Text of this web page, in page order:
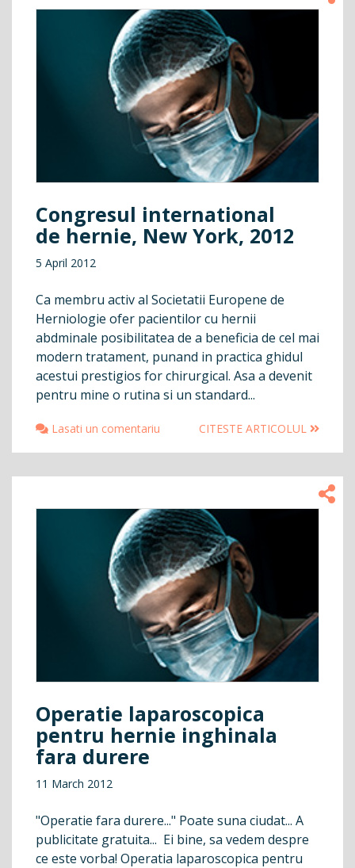
Congresul international
de hernie, New York, 2012
5 April 2012
Ca membru activ al Societatii Europene de
Herniologie ofer pacientilor cu hernii
abdminale posibilitatea de a beneficia de cel mai
modern tratament, punand in practica ghidul
acestui prestigios for chirurgical. Asa a devenit
pentru mine o rutina si un standard...
Lasati un comentariu CITESTE ARTICOLUL
Operatie laparoscopica
pentru hernie inghinala
fara durere
11 March 2012
"Operatie fara durere..." Poate suna ciudat... A
publicitate gratuita... Ei bine, sa vedem despre
ce este vorba! Operatia laparoscopica pentru